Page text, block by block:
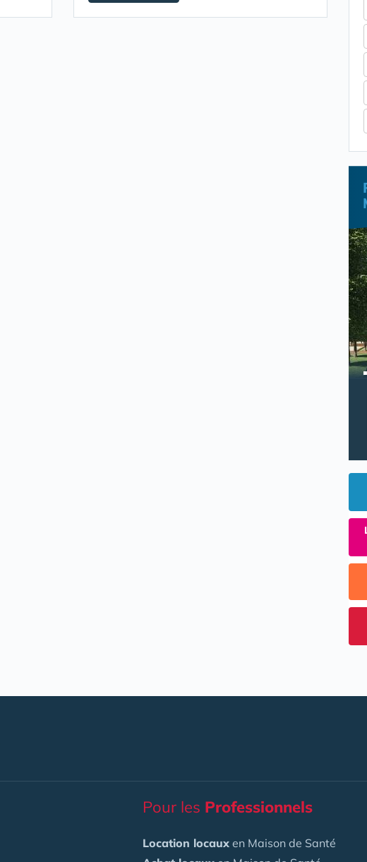
Pour les Professionnels
Location locauxen Maison de Santé